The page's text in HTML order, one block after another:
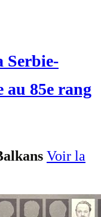
Serbie-
au 85e rang
Voir la